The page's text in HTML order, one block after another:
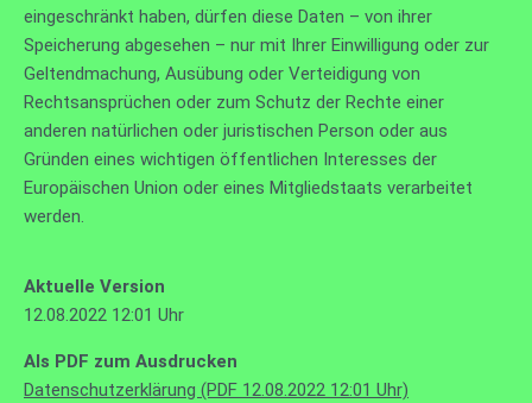
eingeschränkt haben, dürfen diese Daten – von ihrer
Speicherung abgesehen – nur mit Ihrer Einwilligung oder zur
Geltendmachung, Ausübung oder Verteidigung von
Rechtsansprüchen oder zum Schutz der Rechte einer
anderen natürlichen oder juristischen Person oder aus
Gründen eines wichtigen öffentlichen Interesses der
Europäischen Union oder eines Mitgliedstaats verarbeitet
werden.
Aktuelle Version
12.08.2022 12:01 Uhr
Als PDF zum Ausdrucken
Datenschutzerklärung (PDF 12.08.2022 12:01 Uhr)